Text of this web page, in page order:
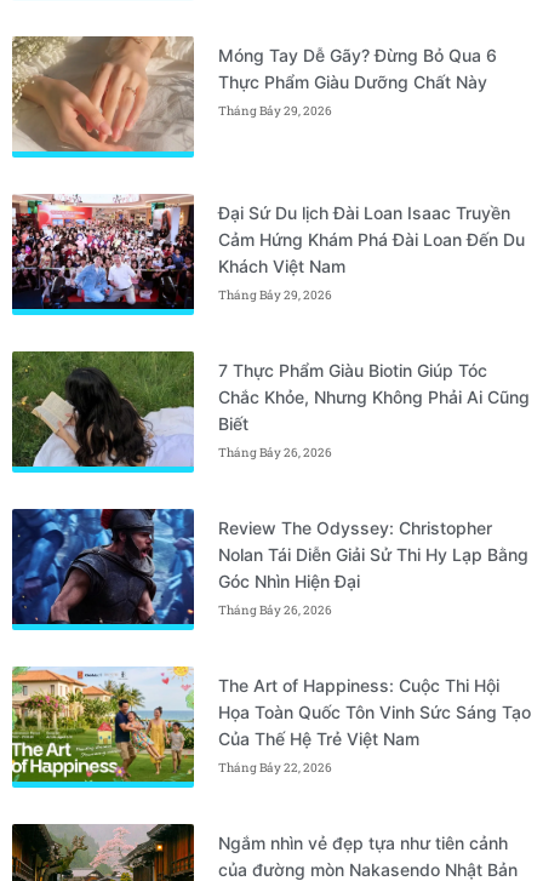
Móng Tay Dễ Gãy? Đừng Bỏ Qua 6
Thực Phẩm Giàu Dưỡng Chất Này
Tháng Bảy 29, 2026
Đại Sứ Du lịch Đài Loan Isaac Truyền
Cảm Hứng Khám Phá Đài Loan Đến Du
Khách Việt Nam
Tháng Bảy 29, 2026
7 Thực Phẩm Giàu Biotin Giúp Tóc
Chắc Khỏe, Nhưng Không Phải Ai Cũng
Biết
Tháng Bảy 26, 2026
Review The Odyssey: Christopher
Nolan Tái Diễn Giải Sử Thi Hy Lạp Bằng
Góc Nhìn Hiện Đại
Tháng Bảy 26, 2026
The Art of Happiness: Cuộc Thi Hội
Họa Toàn Quốc Tôn Vinh Sức Sáng Tạo
Của Thế Hệ Trẻ Việt Nam
Tháng Bảy 22, 2026
Ngắm nhìn vẻ đẹp tựa như tiên cảnh
của đường mòn Nakasendo Nhật Bản